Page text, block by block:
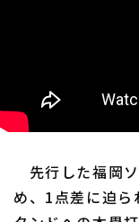
先行した福岡
め、1点差に迫